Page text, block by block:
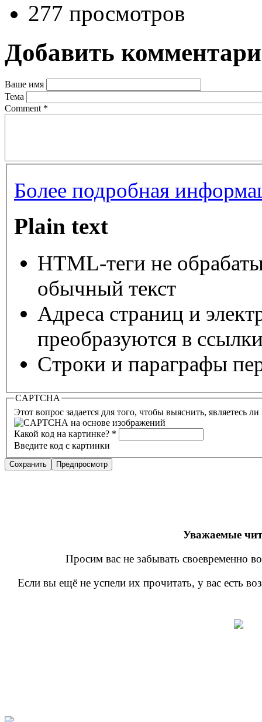
277 просмотров
Добавить
Ваше имя
Тема
Comment *
Более подробная
Plain text
HTML-теги не
обычный текст
Адреса страниц и
преобразуются в
Строки и параграфы
CAPTCHA
Этот вопрос задается для того, чтобы выяснить, являетесь
Какой код на картинке? *
Введите код с картинки
Уважаемые
Просим вас не забывать своевременно
Если вы ещё не успели их прочитать, у вас есть